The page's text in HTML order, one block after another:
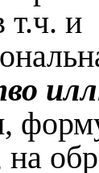
т.ч. и